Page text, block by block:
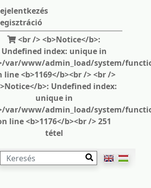
<br /> <b>Notice</b>:
Undefined index: unique in
var/www/admin_load/system/
line <b>1169</b><br /> <br />
b>: Undefined index:
unique in
var/www/admin_load/system/
line <b>1176</b><br /> 251
tétel
KERESÉS